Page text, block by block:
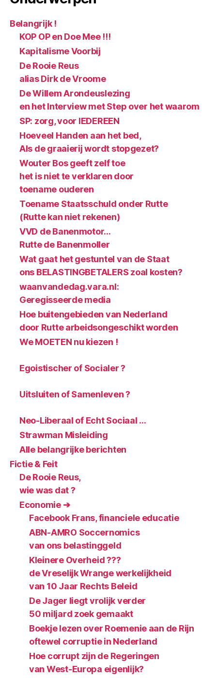
Belangrijk !
KOP OP en Doe Mee !!!
Kapitalisme Voorbij
De Rooie Reus
alias Dirk de Vroome
De Willem Arondeuslezing
en het Interview met Step over het waarom
SP: zorg, voor IEDEREEN
Hoeveel Handen aan het bed,
Als de graaierij wordt stopgezet?
Wouter Bos geeft zelf toe
het is niet te verklaren door
toename ouderen
Toename Staatsschuld onder Rutte
(Rutte kan niet rekenen)
VVD de Banenmotor…
Rutte de Banenmoller
Wat gaat het gestuntel van de Staat
ons BELASTINGBETALERS zoal kosten?
waanvandedag.vara.nl:
Geregisseerde media
Hoe buitengebieden van Nederland
door Rutte arbeidsongeschikt worden
We MOETEN nu kiezen !
Egoistischer of Socialer ?
Uitsluiten of Samenleven ?
Neo-Liberaal of Echt Sociaal …
Strawman Misleiding
Alle belangrijke berichten
Fictie & Feit
De Rooie Reus,
wie was dat ?
Economie ➔
Facebook Frans, financiele educatie
ABN-AMRO Soccernomics
van ons belastinggeld
Kleinere Overheid ???
de Vreselijk Wrange werkelijkheid
van 10 Jaar Rechts Beleid
De Jager liegt vrolijk verder
50 miljard zoek gemaakt
Boekje lezen over Roemenie aan de Rijn
oftewel corruptie in Nederland
Hoe corrupt zijn de Regeringen
van West-Europa eigenlijk?